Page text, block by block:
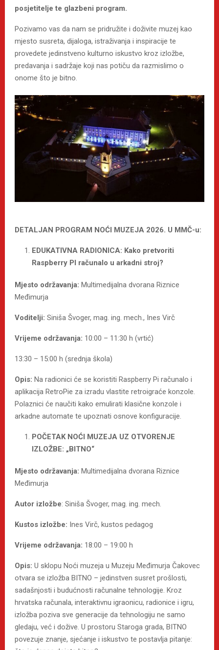
posjetitelje te glazbeni program.
Pozivamo vas da nam se pridružite i doživite muzej kao
mjesto susreta, dijaloga, istraživanja i inspiracije te
provedete jedinstveno kulturno iskustvo kroz izložbe,
predavanja i sadržaje koji nas potiču da razmislimo o
onome što je bitno.
DETALJAN PROGRAM NOĆI MUZEJA 2026. U MMČ-u:
EDUKATIVNA RADIONICA: Kako pretvoriti
Raspberry PI računalo u arkadni stroj?
Mjesto održavanja: Multimedijalna dvorana Riznice
Međimurja
Voditelji: Siniša Švoger, mag. ing. mech., Ines Virč
Vrijeme održavanja: 10:00 – 11:30 h (vrtić)
13:30 – 15:00 h (srednja škola)
Opis: Na radionici će se koristiti Raspberry Pi računalo i
aplikacija RetroPie za izradu vlastite retroigraće konzole.
Polaznici će naučiti kako emulirati klasične konzole i
arkadne automate te upoznati osnove konfiguracije.
POČETAK NOĆI MUZEJA UZ OTVORENJE
IZLOŽBE: „BITNO“
Mjesto održavanja: Multimedijalna dvorana Riznice
Međimurja
Autor izložbe: Siniša Švoger, mag. ing. mech.
Kustos izložbe: Ines Virč, kustos pedagog
Vrijeme održavanja: 18:00 – 19:00 h
Opis: U sklopu Noći muzeja u Muzeju Međimurja Čakovec
otvara se izložba BITNO – jedinstven susret prošlosti,
sadašnjosti i budućnosti računalne tehnologije. Kroz
hrvatska računala, interaktivnu igraonicu, radionice i igru,
izložba poziva sve generacije da tehnologiju ne samo
gledaju, već i dožive. U prostoru Staroga grada, BITNO
povezuje znanje, sjećanje i iskustvo te postavlja pitanje: